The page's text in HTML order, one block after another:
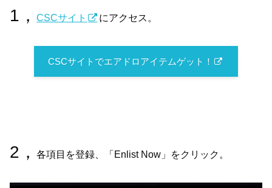
1，CSCサイト にアクセス。
CSCサイトでエアドロアイテムゲット！
2，各項目を登録、「Enlist Now」をクリック。